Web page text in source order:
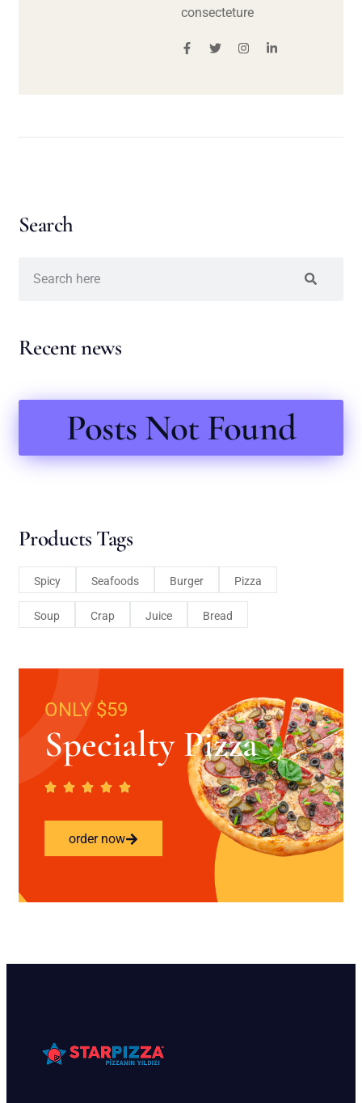
consecteture
Search
Recent news
Posts Not Found
Products Tags
Spicy Seafoods Burger Pizza
Soup Crap Juice Bread
ONLY $59
Specialty Pizza
order now